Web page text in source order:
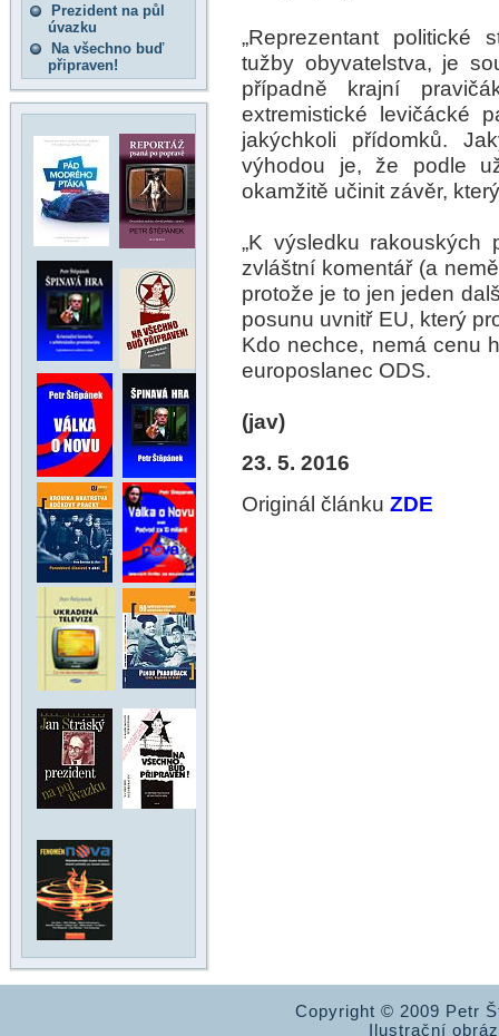
Prezident na půl
úvazku
Na všechno buď
připraven!
„Reprezentant politické
tužby obyvatelstva, je
případně krajní
extremistické levičácké
jakýchkoli přídomků.
výhodou je, že podle
okamžitě učinit závěr,
„K výsledku rakouských
zvláštní komentář (a
protože je to jen jeden
posunu uvnitř EU, který
Kdo nechce, nemá cenu
europoslanec ODS.
(jav)
23. 5. 2016
Originál článku ZDE
Copyright © 2009 Petr
Ilustrační